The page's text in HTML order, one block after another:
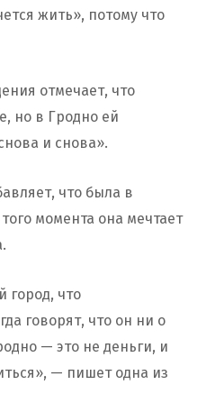
жить», потому что
отмечает, что
но в Гродно ей
и снова».
что была в
момента она мечтает
город, что
говорят, что он ни о
— это не деньги, и
— пишет одна из